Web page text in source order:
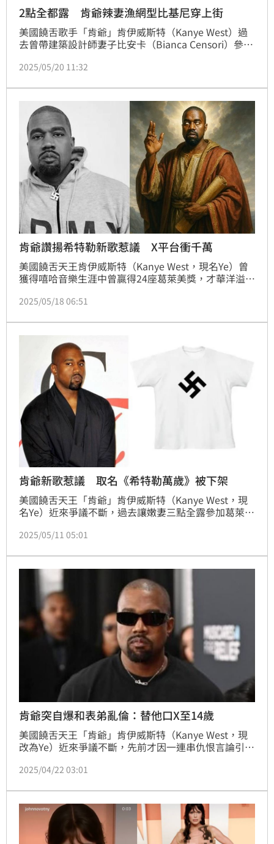
2點全都露 肯爺辣妻漁網型比基尼穿上街
美國饒舌歌手「肯爺」肯伊威斯特（Kanye West）過
去曾帶建築設計師妻子比安卡（Bianca Censori）參加
安卡的穿搭再度掀起話題，日前到西班牙度假時，身穿
佩伶報導
2025/05/20 11:32
肯爺讚揚希特勒新歌惹議 X平台衝千萬
美國饒舌天王肯伊威斯特（Kanye West，現名Ye）曾
獲得嘻哈音樂生涯中曾贏得24座葛萊美獎，才華洋溢的
反猶太主義及支持納粹的言論。近日釋出新歌《Heil
觀看。
2025/05/18 06:51
肯爺新歌惹議 取名《希特勒萬歲》被下架
美國饒舌天王「肯爺」肯伊威斯特（Kanye West，現
名Ye）近來爭議不斷，過去讓嫩妻三點全露參加葛萊美
引起撻伐，而遭到經紀公司解約，沒想到近日發表新歌
後歌曲就遭到下架。蔡佩伶報導
2025/05/11 05:01
肯爺突自爆和表弟亂倫：替他口X至14歲
美國饒舌天王「肯爺」肯伊威斯特（Kanye West，現
改為Ye）近來爭議不斷，先前才因一連串仇恨言論引發
來自於表弟，透露兩人曾經「亂倫」發生關係，貼文曝
2025/04/22 03:01